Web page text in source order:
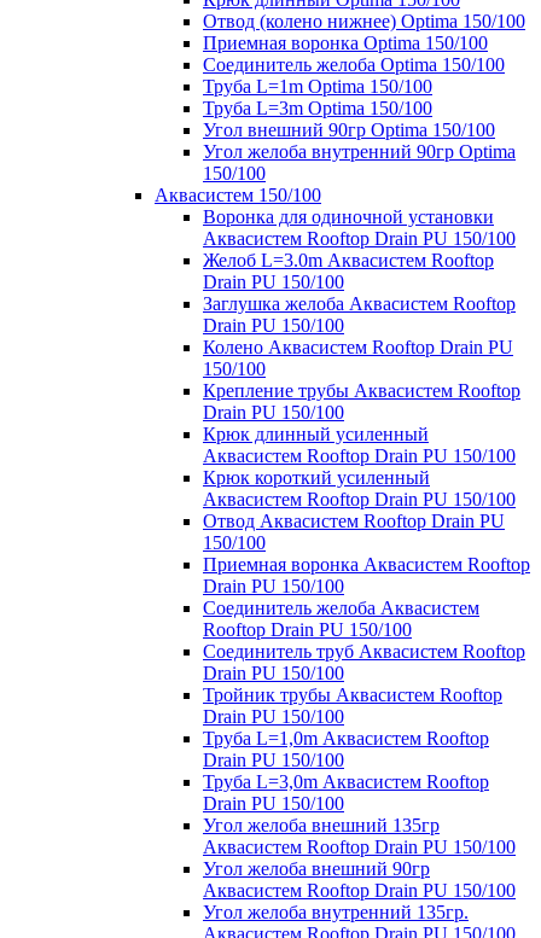
Отвод (колено нижнее) Optima 150/100
Приемная воронка Optima 150/100
Соединитель желоба Optima 150/100
Труба L=1m Optima 150/100
Труба L=3m Optima 150/100
Угол внешний 90гр Optima 150/100
Угол желоба внутренний 90гр Optima
150/100
Аквасистем 150/100
Воронка для одиночной установки
Аквасистем Rooftop Drain PU 150/100
Желоб L=3.0m Аквасистем Rooftop
Drain PU 150/100
Заглушка желоба Аквасистем Rooftop
Drain PU 150/100
Колено Аквасистем Rooftop Drain PU
150/100
Крепление трубы Аквасистем Rooftop
Drain PU 150/100
Крюк длинный усиленный
Аквасистем Rooftop Drain PU 150/100
Крюк короткий усиленный
Аквасистем Rooftop Drain PU 150/100
Отвод Аквасистем Rooftop Drain PU
150/100
Приемная воронка Аквасистем Rooftop
Drain PU 150/100
Соединитель желоба Аквасистем
Rooftop Drain PU 150/100
Соединитель труб Аквасистем Rooftop
Drain PU 150/100
Тройник трубы Аквасистем Rooftop
Drain PU 150/100
Труба L=1,0m Аквасистем Rooftop
Drain PU 150/100
Труба L=3,0m Аквасистем Rooftop
Drain PU 150/100
Угол желоба внешний 135гр
Аквасистем Rooftop Drain PU 150/100
Угол желоба внешний 90гр
Аквасистем Rooftop Drain PU 150/100
Угол желоба внутренний 135гр.
Аквасистем Rooftop Drain PU 150/100